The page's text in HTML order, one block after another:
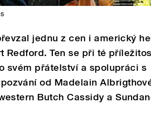
jednu z cen i americký
Redford. Ten se při té
svém přátelství a spolupráci s
od Madelain
Butch Cassidy a